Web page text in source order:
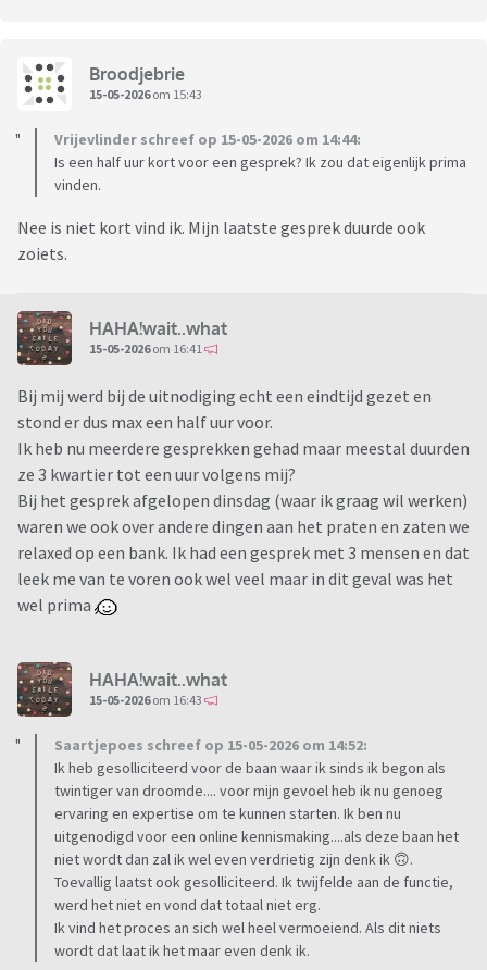
Broodjebrie
15-05-2026om 15:43
Vrijevlinder schreef op 15-05-2026 om 14:44:
Is een half uur kort voor een gesprek? Ik zou dat eigenlijk prima
vinden.
Nee is niet kort vind ik. Mijn laatste gesprek duurde ook
zoiets.
HAHA!wait..what
15-05-2026om 16:41
Bij mij werd bij de uitnodiging echt een eindtijd gezet en
stond er dus max een half uur voor.
Ik heb nu meerdere gesprekken gehad maar meestal duurden
ze 3 kwartier tot een uur volgens mij?
Bij het gesprek afgelopen dinsdag (waar ik graag wil werken)
waren we ook over andere dingen aan het praten en zaten we
relaxed op een bank. Ik had een gesprek met 3 mensen en dat
leek me van te voren ook wel veel maar in dit geval was het
wel prima
HAHA!wait..what
15-05-2026om 16:43
Saartjepoes schreef op 15-05-2026 om 14:52:
Ik heb gesolliciteerd voor de baan waar ik sinds ik begon als
twintiger van droomde.... voor mijn gevoel heb ik nu genoeg
ervaring en expertise om te kunnen starten. Ik ben nu
uitgenodigd voor een online kennismaking....als deze baan het
niet wordt dan zal ik wel even verdrietig zijn denk ik 🙃.
Toevallig laatst ook gesolliciteerd. Ik twijfelde aan de functie,
werd het niet en vond dat totaal niet erg.
Ik vind het proces an sich wel heel vermoeiend. Als dit niets
wordt dat laat ik het maar even denk ik.